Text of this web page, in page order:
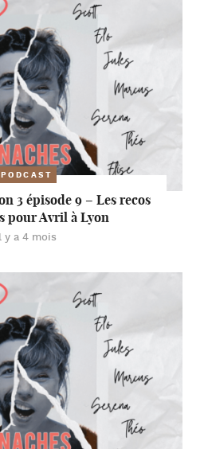
PODCAST
3 épisode 9 – Les recos
pour Avril à Lyon
y a 4 mois